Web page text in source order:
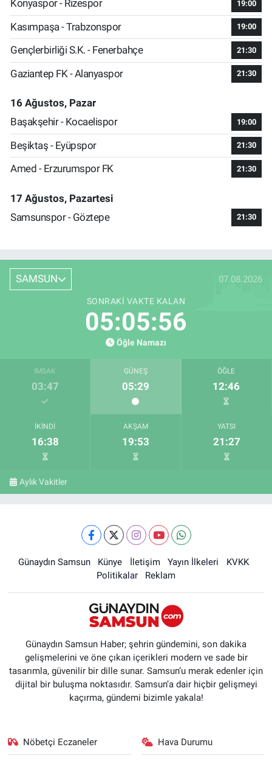
Konyaspor - Rizespor
19:00
Kasımpaşa - Trabzonspor 19:00
Gençlerbirliği S.K. - Fenerbahçe 21:30
Gaziantep FK - Alanyaspor 21:30
16 Ağustos, Pazar
Başakşehir - Kocaelispor
19:00
Beşiktaş - Eyüpspor 21:30
Amed - Erzurumspor FK 21:30
17 Ağustos, Pazartesi
Samsunspor - Göztepe
21:30
SAMSUN 07.08.2026
SONRAKI VAKTE KALAN
05:05:55
Öğle Namazı
İMSAK
03:47
GÜNEŞ
05:29
ÖĞLE
12:46
İKINDI
16:38
AKŞAM
19:53
YATSI
21:27
Aylık Vakitler
Günaydın Samsun Künye İletişim Yayın İlkeleri
KVKK
Politikalar
Reklam
Günaydın Samsun Haber; şehrin gündemini, son dakika
gelişmelerini ve öne çıkan içerikleri modern ve sade bir
tasarımla, güvenilir bir dille sunar. Samsun’u merak edenler için
dijital bir buluşma noktasıdır. Samsun’a dair hiçbir gelişmeyi
kaçırma, gündemi bizimle yakala!
Nöbetçi Eczaneler Hava Durumu